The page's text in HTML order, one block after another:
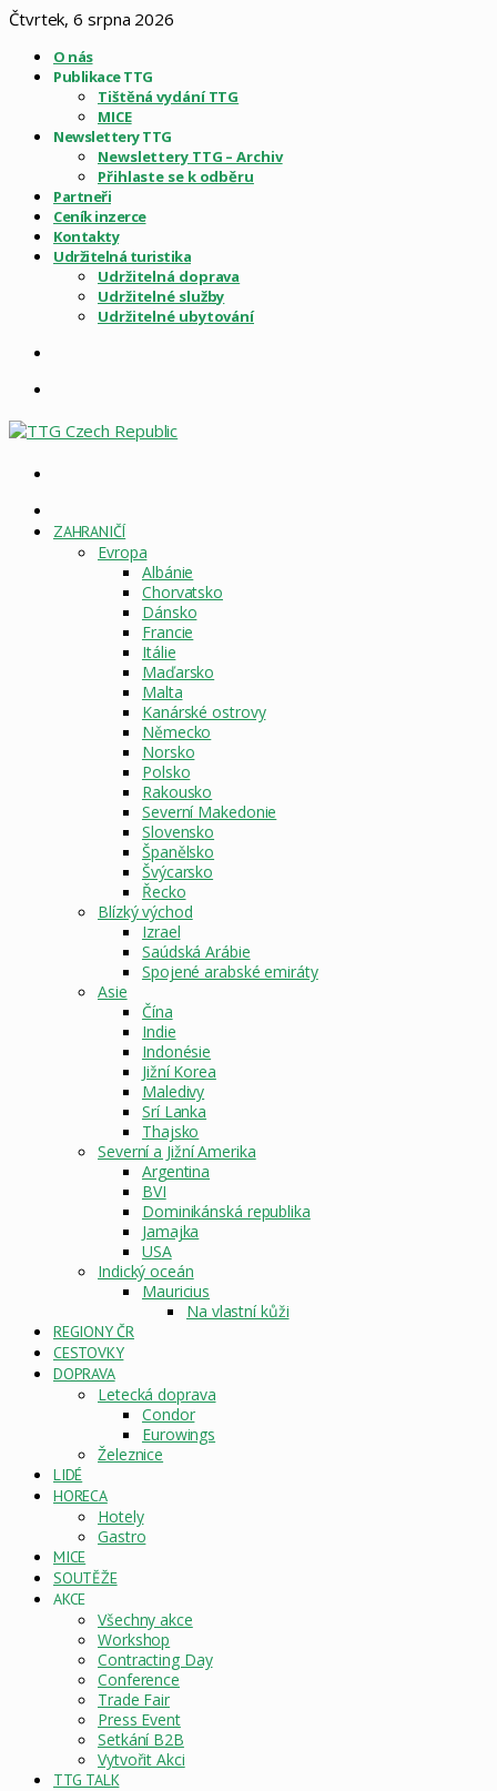
Čtvrtek, 6 srpna 2026
O nás
Publikace TTG
Tištěná vydání TTG
MICE
Newslettery TTG
Newslettery TTG – Archiv
Přihlaste se k odběru
Partneři
Ceník inzerce
Kontakty
Udržitelná turistika
Udržitelná doprava
Udržitelné služby
Udržitelné ubytování
STRÁNKA
ZAHRANIČÍ
Evropa
Albánie
Chorvatsko
Dánsko
Francie
Itálie
Maďarsko
Malta
Kanárské ostrovy
Německo
Norsko
Polsko
Rakousko
Severní Makedonie
Slovensko
Španělsko
Švýcarsko
Řecko
Blízký východ
Izrael
Saúdská Arábie
Spojené arabské emiráty
Asie
Čína
Indie
Indonésie
Jižní Korea
Maledivy
Srí Lanka
Thajsko
Severní a Jižní Amerika
Argentina
BVI
Dominikánská republika
Jamajka
USA
Indický oceán
Mauricius
Na vlastní kůži
REGIONY ČR
CESTOVKY
DOPRAVA
Letecká doprava
Condor
Eurowings
Železnice
LIDÉ
HORECA
Hotely
Gastro
MICE
SOUTĚŽE
AKCE
Všechny akce
Workshop
Contracting Day
Conference
Trade Fair
Press Event
Setkání B2B
Vytvořit Akci
TTG TALK